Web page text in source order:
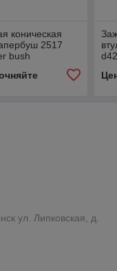
коническая
2517
bush
ул. Липковская, д.